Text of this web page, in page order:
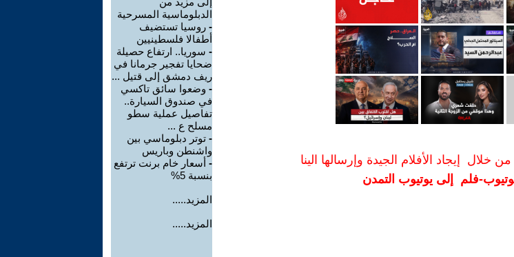
خلال إيجاد الأفلام الجيدة وإرسالها الينا
فلم إلى يوتيوب التمدن
الدبلوماسية المسرحية
- روسيا تستضيف
أطفالا فلسطينيين
- سوريا.. ارتفاع حصيلة
ضحايا تفجير جرمانا في
ريف دمشق إلى قتيل ...
- وضعوا سائق تاكسي
في صندوق السيارة..
تفاصيل عملية سطو
مسلح ع ...
- توتر دبلوماسي بين
واشنطن وباريس
- أسعار خام برنت ترتفع
بنسبة 5%
المزيد.....
المزيد.....